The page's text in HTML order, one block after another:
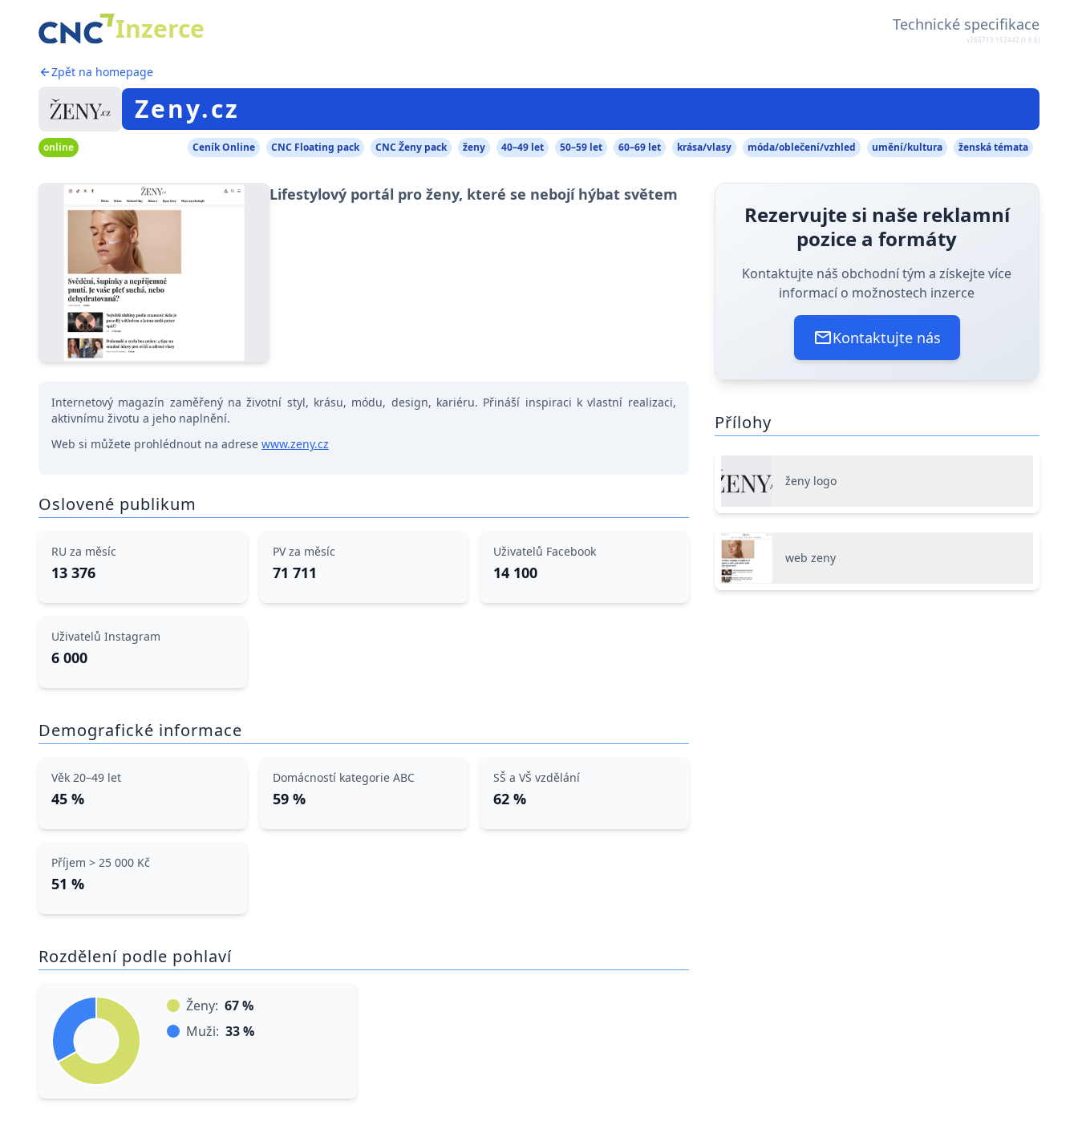
Inzerce Technické specifikace
v260713.152442 (1.6.6)
Zpět na homepage
Zeny.cz
online Ceník Online CNC Floating pack CNC Ženy pack ženy 40–49 let 50–59 let 60–69 let krása/vlasy móda/oblečení/vzhled umění/kultura ženská témata
Lifestylový portál pro ženy, které se nebojí hýbat světem
Internetový magazín zaměřený na životní styl, krásu, módu, design, kariéru. Přináší inspiraci k vlastní realizaci,
aktivnímu životu a jeho naplnění.
Web si můžete prohlédnout na adrese www.zeny.cz
Oslovené publikum
RU za měsíc
13 376
PV za měsíc
71 711
Uživatelů Facebook
14 100
Uživatelů Instagram
6 000
Demografické informace
Věk 20–49 let
45 %
Domácností kategorie ABC
59 %
SŠ a VŠ vzdělání
62 %
Příjem > 25 000 Kč
51 %
Rozdělení podle pohlaví
Ženy: 67 %
Muži: 33 %
Rezervujte si naše reklamní
pozice a formáty
Kontaktujte náš obchodní tým a získejte více
informací o možnostech inzerce
Kontaktujte nás
Přílohy
ženy logo
web zeny